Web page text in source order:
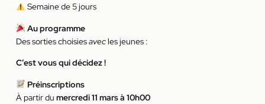
Semaine de 5 jours
Au programme
Des sorties choisiesavecles jeunes :
C’est vous qui décidez !
Préinscriptions
À partir du mercredi 11 mars à 10h00